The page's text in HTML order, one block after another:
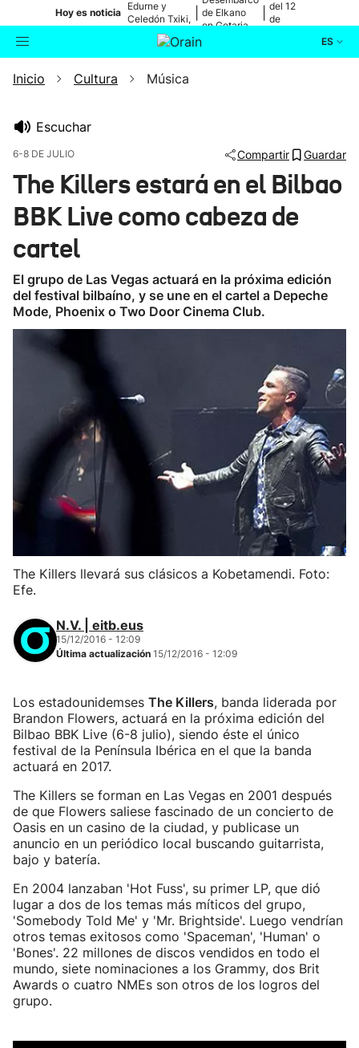
Hoy es noticia
Edurne y
Celedón Txiki,
en directo
de Elkano
en Getaria
del 12
de
ES
Buscador Actualidad
Ikusmiran
Inicio Cultura Música
Escuchar
6-8 DE JULIO Compartir Guardar
The Killers estará en el Bilbao
BBK Live como cabeza de
cartel
El grupo de Las Vegas actuará en la próxima edición
del festival bilbaíno, y se une en el cartel a Depeche
Mode, Phoenix o Two Door Cinema Club.
The Killers llevará sus clásicos a Kobetamendi. Foto:
Efe.
N.V. | eitb.eus
15/12/2016 - 12:09
Última actualización 15/12/2016 - 12:09
Los estadounidemses The Killers, banda liderada por
Brandon Flowers, actuará en la próxima edición del
Bilbao BBK Live (6-8 julio), siendo éste el único
festival de la Península Ibérica en el que la banda
actuará en 2017.
The Killers se forman en Las Vegas en 2001 después
de que Flowers saliese fascinado de un concierto de
Oasis en un casino de la ciudad, y publicase un
anuncio en un periódico local buscando guitarrista,
bajo y batería.
En 2004 lanzaban 'Hot Fuss', su primer LP, que dió
lugar a dos de los temas más míticos del grupo,
'Somebody Told Me' y 'Mr. Brightside'. Luego vendrían
otros temas exitosos como 'Spaceman', 'Human' o
'Bones'. 22 millones de discos vendidos en todo el
mundo, siete nominaciones a los Grammy, dos Brit
Awards o cuatro NMEs son otros de los logros del
grupo.